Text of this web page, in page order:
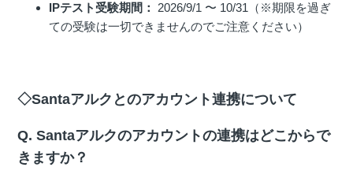
IPテスト受験期間：
2026/9/1 〜 10/31（※期限を過ぎ
ての受験は一切できませんのでご注意ください）
◇Santaアルクとのアカウント連携について
Q. Santaアルクのアカウントの連携はどこからで
きますか？